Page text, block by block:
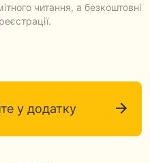
читання, а безкоштовні
у додатку